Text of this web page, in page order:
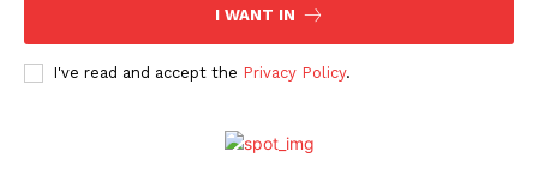
I WANT IN
I've read and accept the Privacy Policy.